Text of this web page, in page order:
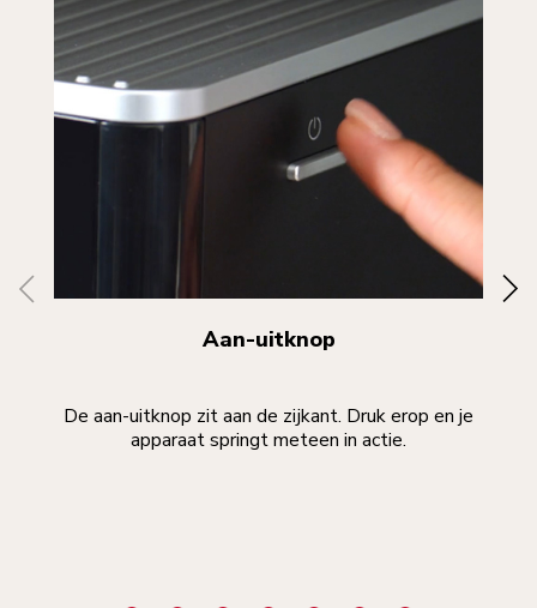
Aan-uitknop
De aan-uitknop zit aan de zijkant. Druk erop en je
apparaat springt meteen in actie.